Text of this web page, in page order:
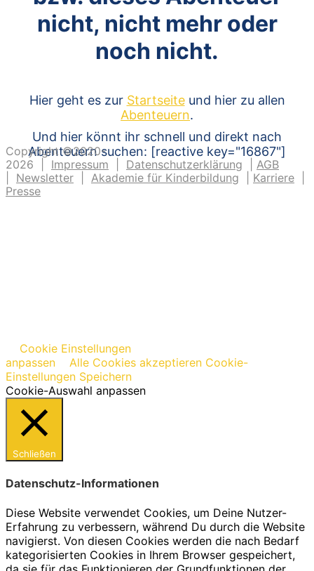
nicht, nicht mehr oder
noch nicht.
Hier geht es zur Startseiteund hier zu allen
Abenteuern.
Und hier könnt ihr schnell und direkt nach
Abenteuern suchen: [reactive key="16867"]
Copyright ©2020-
2026 | Impressum Datenschutzerklärung
AGB
Newsletter Akademie für Kinderbildung Karriere
Presse
Cookie Einstellungen
anpassen
Alle Cookies akzeptieren Cookie-
Einstellungen Speichern
Cookie-Auswahl anpassen
Schließen
Datenschutz-Informationen
Diese Website verwendet Cookies, um Deine Nutzer-
Erfahrung zu verbessern, während Du durch die Website
navigierst. Von diesen Cookies werden die nach Bedarf
kategorisierten Cookies in Ihrem Browser gespeichert,